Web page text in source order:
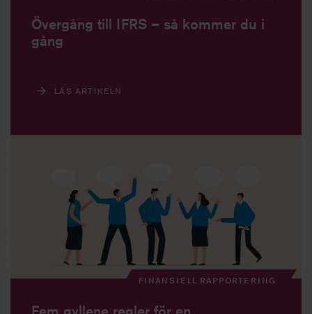
Övergång till IFRS – så kommer du i
gång
LÄS ARTIKELN
FINANSIELL RAPPORTERING